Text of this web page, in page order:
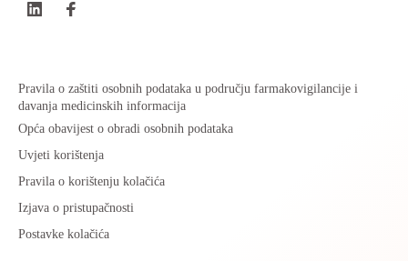
Pravila o zaštiti osobnih podataka u području farmakovigilancije i
davanja medicinskih informacija
Opća obavijest o obradi osobnih podataka
Uvjeti korištenja
Pravila o korištenju kolačića
Izjava o pristupačnosti
Postavke kolačića